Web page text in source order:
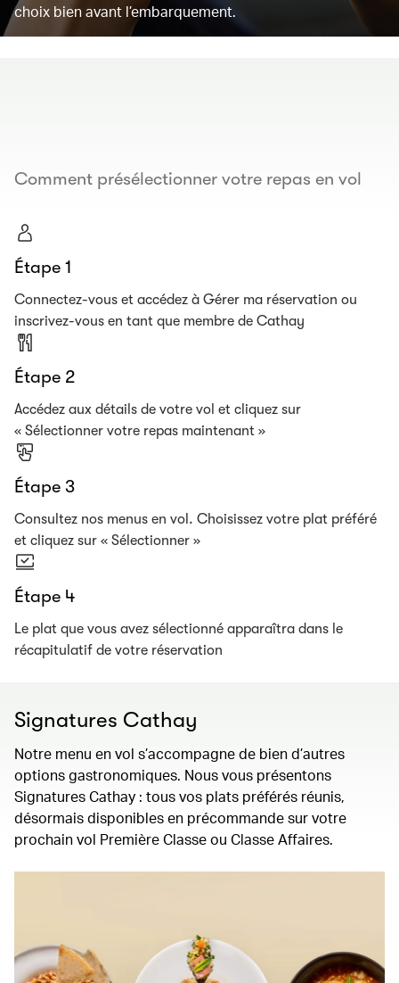
choix bien avant l’embarquement.
Comment présélectionner votre repas en vol
Étape 1
Connectez-vous et accédez à Gérer ma réservation ou
inscrivez-vous en tant que membre de Cathay
Étape 2
Accédez aux détails de votre vol et cliquez sur
« Sélectionner votre repas maintenant »
Étape 3
Consultez nos menus en vol. Choisissez votre plat préféré
et cliquez sur « Sélectionner »
Étape 4
Le plat que vous avez sélectionné apparaîtra dans le
récapitulatif de votre réservation
Signatures Cathay
Notre menu en vol s’accompagne de bien d’autres
options gastronomiques. Nous vous présentons
Signatures Cathay : tous vos plats préférés réunis,
désormais disponibles en précommande sur votre
prochain vol Première Classe ou Classe Affaires.